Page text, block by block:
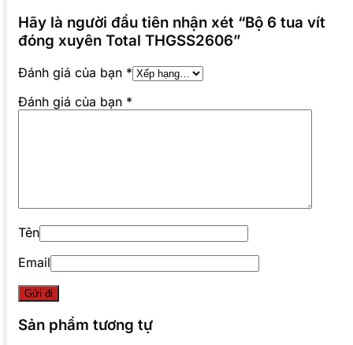
Hãy là người đầu tiên nhận xét “Bộ 6 tua vít
đóng xuyên Total THGSS2606”
Đánh giá của bạn *
Đánh giá của bạn *
Tên
Email
Sản phẩm tương tự